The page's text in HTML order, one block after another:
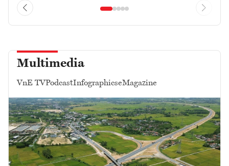
Multimedia
VnE TVPodcastInfographicseMagazine